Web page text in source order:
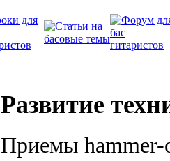
Развитие
Приемы hammer-